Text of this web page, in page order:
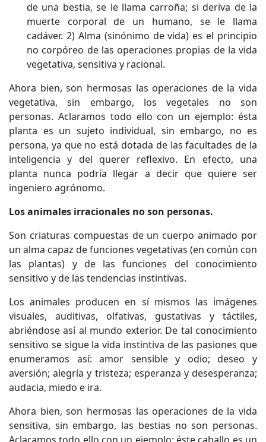
de una bestia, se le llama carroña; si deriva de la
muerte corporal de un humano, se le llama
cadáver. 2) Alma (sinónimo de vida) es el principio
no corpóreo de las operaciones propias de la vida
vegetativa, sensitiva y racional.
Ahora bien, son hermosas las operaciones de la vida
vegetativa, sin embargo, los vegetales no son
personas. Aclaramos todo ello con un ejemplo: ésta
planta es un sujeto individual, sin embargo, no es
persona, ya que no está dotada de las facultades de la
inteligencia y del querer reflexivo. En efecto, una
planta nunca podría llegar a decir que quiere ser
ingeniero agrónomo.
Los animales irracionales no son personas.
Son criaturas compuestas de un cuerpo animado por
un alma capaz de funciones vegetativas (en común con
las plantas) y de las funciones del conocimiento
sensitivo y de las tendencias instintivas.
Los animales producen en sí mismos las imágenes
visuales, auditivas, olfativas, gustativas y táctiles,
abriéndose así al mundo exterior. De tal conocimiento
sensitivo se sigue la vida instintiva de las pasiones que
enumeramos así: amor sensible y odio; deseo y
aversión; alegría y tristeza; esperanza y desesperanza;
audacia, miedo e ira.
Ahora bien, son hermosas las operaciones de la vida
sensitiva, sin embargo, las bestias no son personas.